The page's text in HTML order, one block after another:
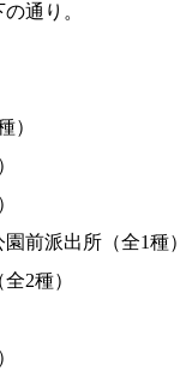
通り。
）
前派出所（全1種）
2種）